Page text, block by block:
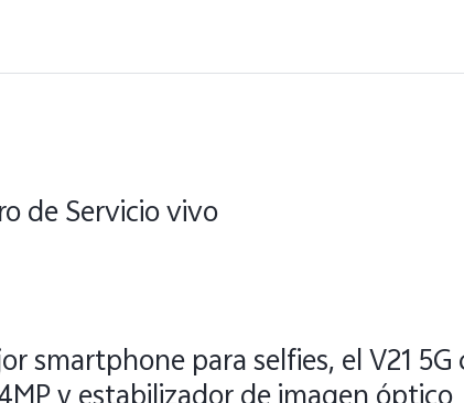
de Servicio vivo
smartphone para selfies, el V21 5G